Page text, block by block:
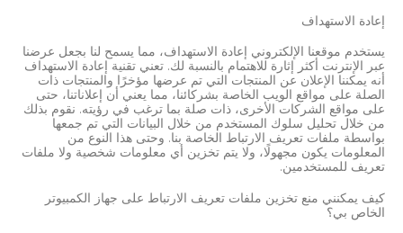
إعادة الاستهداف
يستخدم موقعنا الإلكتروني إعادة الاستهداف، مما يسمح لنا بجعل عرضنا
عبر الإنترنت أكثر إثارة للاهتمام بالنسبة لك. تعني تقنية إعادة الاستهداف
أنه يمكننا الإعلان عن المنتجات التي تم عرضها مؤخرًا والمنتجات ذات
الصلة على مواقع الويب الخاصة بشركائنا، مما يعني أن إعلاناتنا، حتى
على مواقع الشركات الأخرى، ذات صلة بما ترغب في رؤيته. نقوم بذلك
من خلال تحليل سلوك المستخدم من خلال البيانات التي تم جمعها
بواسطة ملفات تعريف الارتباط الخاصة بنا. وحتى هذا النوع من
المعلومات يكون مجهولًا، ولا يتم تخزين أي معلومات شخصية ولا ملفات
تعريف للمستخدمين.
كيف يمكنني منع تخزين ملفات تعريف الارتباط على جهاز الكمبيوتر
الخاص بي؟